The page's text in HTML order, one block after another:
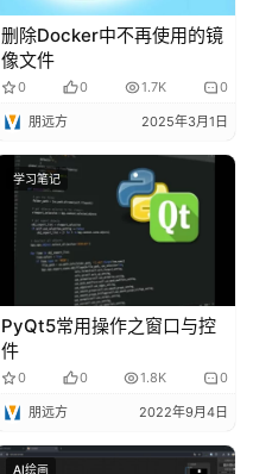
删除Docker中不再使用的镜
像文件
0 0 1.7K 0
朋远方 2025年3月1日
学习笔记
PyQt5常用操作之窗口与控
件
0 0 1.8K 0
朋远方 2022年9月4日
AI绘画